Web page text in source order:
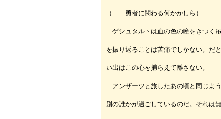
（……勇者に関わる何かかしら）
ゲシュタルトは血の色の瞳をきつく
を振り返ることは苦痛でしかない。だ
い出はこの心を捕らえて離さない。
アンザーツと旅したあの頃と同じよ
別の誰かが過ごしているのだ。それは